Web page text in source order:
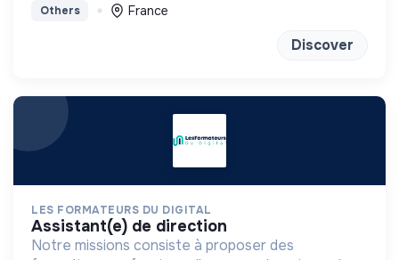
Others France
Discover
LES FORMATEURS DU DIGITAL
assistant(e) de direction
Notre missions consiste à proposer des